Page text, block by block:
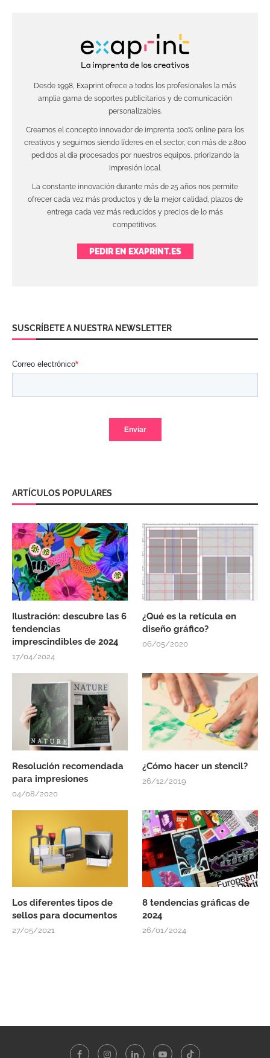
Desde 1998, Exaprint ofrece a todos los profesionales la más
amplia gama de soportes publicitarios y de comunicación
personalizables.
Creamos el concepto innovador de imprenta 100% online para los
creativos y seguimos siendo líderes en el sector, con más de 2.800
pedidos al día procesados por nuestros equipos, priorizando la
impresión local.
La constante innovación durante más de 25 años nos permite
ofrecer cada vez más productos y de la mejor calidad, plazos de
entrega cada vez más reducidos y precios de lo más
competitivos.
PEDIR EN EXAPRINT.ES
SUSCRÍBETE A NUESTRA NEWSLETTER
ARTÍCULOS POPULARES
Ilustración: descubre las 6
tendencias
imprescindibles de 2024
17/04/2024
¿Qué es la retícula en
diseño gráfico?
06/05/2020
Resolución recomendada
para impresiones
04/08/2020
¿Cómo hacer un stencil?
26/12/2019
Los diferentes tipos de
sellos para documentos
27/05/2021
8 tendencias gráficas de
2024
26/01/2024